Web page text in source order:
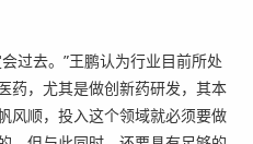
过去。”王鹏认为行业目前所处
药，尤其是做创新药研发，其本
风顺，投入这个领域就必须要做